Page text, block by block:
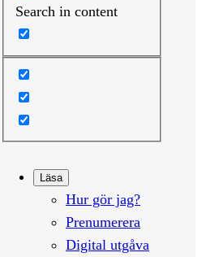
Search in content
Läsa
Hur gör jag?
Prenumerera
Digital utgåva